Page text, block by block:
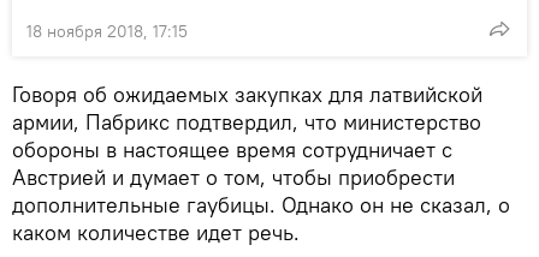
18 ноября 2018, 17:15
Говоря об ожидаемых закупках для латвийской
армии, Пабрикс подтвердил, что министерство
обороны в настоящее время сотрудничает с
Австрией и думает о том, чтобы приобрести
дополнительные гаубицы. Однако он не сказал, о
каком количестве идет речь.